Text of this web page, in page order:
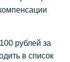
рублей за
в список